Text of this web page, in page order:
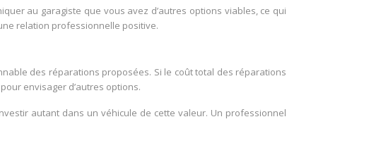
au garagiste que vous avez d’autres options viables, ce qui
relation professionnelle positive.
des réparations proposées. Si le coût total des réparations
envisager d’autres options.
autant dans un véhicule de cette valeur. Un professionnel